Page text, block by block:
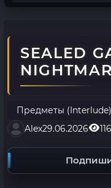
SEALED
Предметы (Interlude)
Alex29.06.2026 116